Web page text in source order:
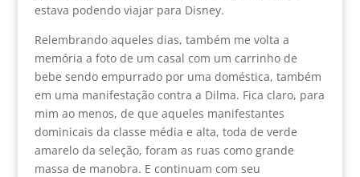
estava podendo viajar para Disney.
Relembrando aqueles dias, também me volta a
memória a foto de um casal com um carrinho de
bebe sendo empurrado por uma doméstica, também
em uma manifestação contra a Dilma. Fica claro, para
mim ao menos, de que aqueles manifestantes
dominicais da classe média e alta, toda de verde
amarelo da seleção, foram as ruas como grande
massa de manobra. E continuam com seu